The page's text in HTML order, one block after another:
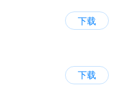
下载
下载